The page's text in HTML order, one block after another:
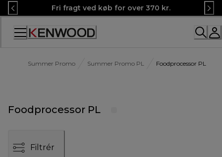
Skip
to
Content
Fri fragt ved køb for over 370 kr.
Summer Promo Summer Promo PL Foodprocessor PL
Foodprocessor PL
Filtrér